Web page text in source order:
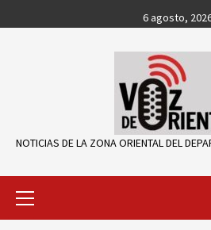
to
6 agosto,
NOTICIAS DE LA ZONA ORIENTAL DEL
Primary